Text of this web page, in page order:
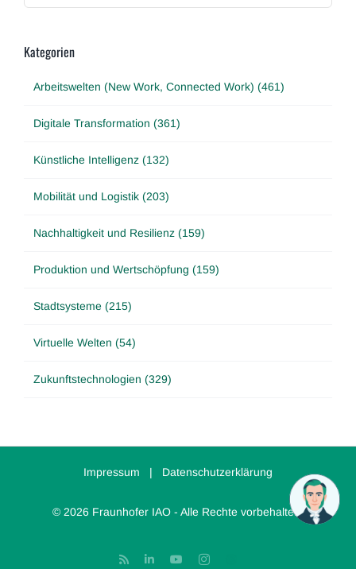
Kategorien
Arbeitswelten (New Work, Connected Work) (461)
Digitale Transformation (361)
Künstliche Intelligenz (132)
Mobilität und Logistik (203)
Nachhaltigkeit und Resilienz (159)
Produktion und Wertschöpfung (159)
Stadtsysteme (215)
Virtuelle Welten (54)
Zukunftstechnologien (329)
Impressum | Datenschutzerklärung
© 2026 Fraunhofer IAO - Alle Rechte vorbehalten.
Rss LinkedInYouTubeInstagram